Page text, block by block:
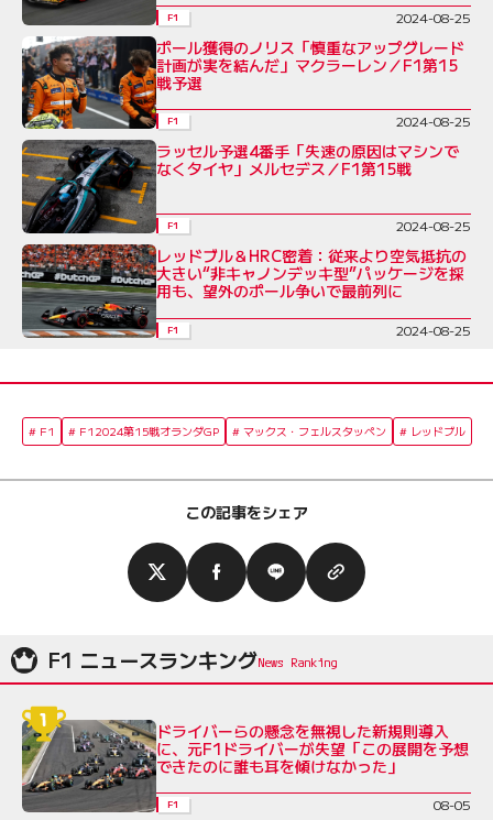
F1 2024-08-25
ポール獲得のノリス「慎重なアップグレード
計画が実を結んだ」マクラーレン／F1第15
戦予選
F1 2024-08-25
ラッセル予選4番手「失速の原因はマシンで
なくタイヤ」メルセデス／F1第15戦
F1 2024-08-25
レッドブル＆HRC密着：従来より空気抵抗の
大きい“非キャノンデッキ型”パッケージを採
用も、望外のポール争いで最前列に
F1 2024-08-25
F1 F12024第15戦オランダGP マックス・フェルスタッペン レッドブル
この記事をシェア
F1 ニュースランキング
ドライバーらの懸念を無視した新規則導入
に、元F1ドライバーが失望「この展開を予想
できたのに誰も耳を傾けなかった」
F1 08-05